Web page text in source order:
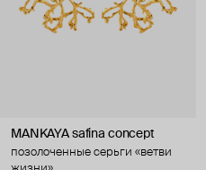
MANKAYA safina concept
позолоченные серьги «ветви